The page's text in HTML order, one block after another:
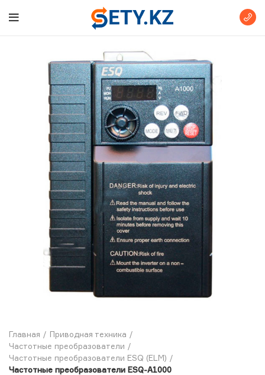
Главная
Приводная техника
Частотные преобразователи
Частотные преобразователи ESQ (ELM)
Частотные преобразователи ESQ-A1000